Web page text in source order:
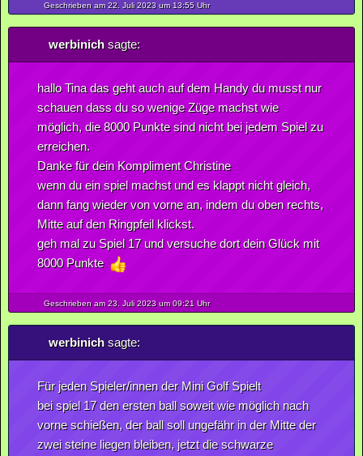
Geschrieben am 22. Juli2023um 13:55 Uhr
werbinichsagte:
hallo Tina das geht auch auf dem Handy du musst nur
schauen dass du so wenige Züge machst wie
möglich, die 8000 Punkte sind nicht bei jedem Spiel zu
erreichen.
Danke für dein Kompliment Christine
wenn du ein spiel machst und es klappt nicht gleich,
dann fang wieder von vorne an, indem du oben rechts,
Mitte auf den Ringpfeil klickst.
geh mal zu Spiel 17 und versuche dort dein Glück mit
8000 Punkte
Geschrieben am 23. Juli2023um 09:21 Uhr
werbinichsagte:
Für jeden Spieler/innen der Mini Golf Spielt
bei spiel 17 den ersten ball soweit wie möglich nach
vorne schießen, der ball soll ungefähr in der Mitte der
zwei steine liegen bleiben, jetzt die schwarze